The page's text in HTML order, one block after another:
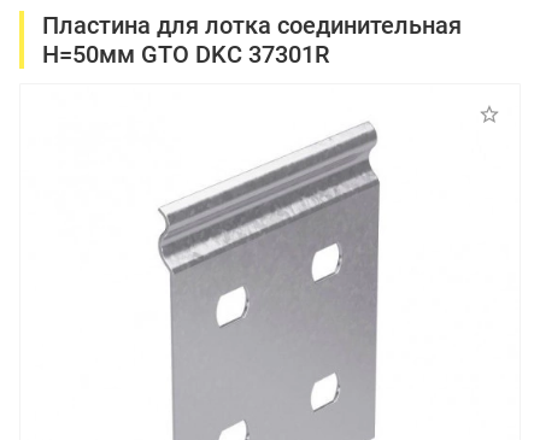
о
а
Пластина для лотка соединительная
H=50мм GTO DKC 37301R